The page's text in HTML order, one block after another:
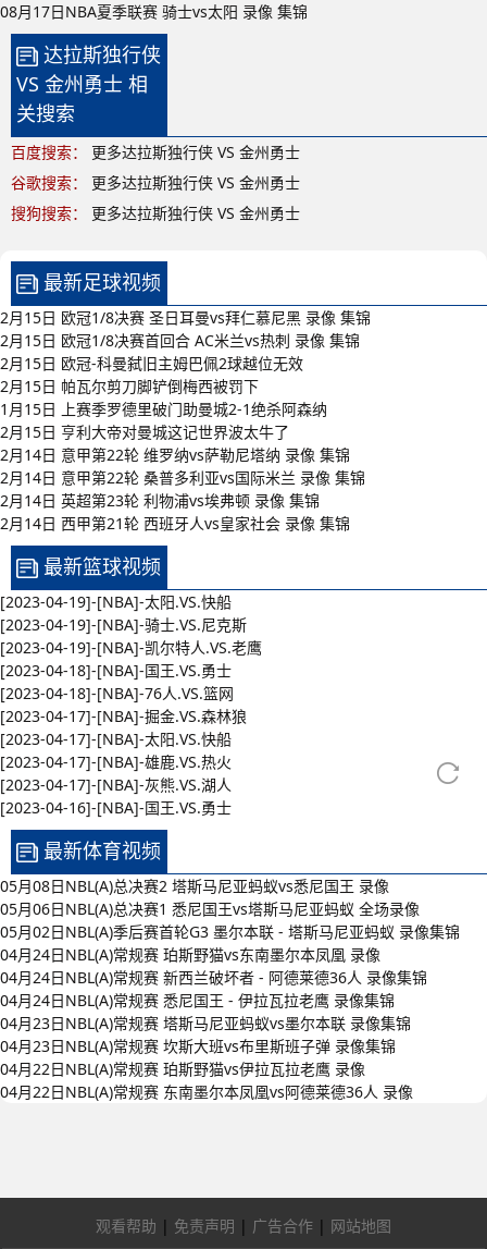
08月17日NBA夏季联赛 骑士vs太阳 录像 集锦
达拉斯独行侠
VS 金州勇士 相
关搜索
百度搜索：
更多达拉斯独行侠 VS 金州勇士
谷歌搜索：
更多达拉斯独行侠 VS 金州勇士
搜狗搜索：
更多达拉斯独行侠 VS 金州勇士
最新足球视频
2月15日 欧冠1/8决赛 圣日耳曼vs拜仁慕尼黑 录像 集锦
2月15日 欧冠1/8决赛首回合 AC米兰vs热刺 录像 集锦
2月15日 欧冠-科曼弑旧主姆巴佩2球越位无效
2月15日 帕瓦尔剪刀脚铲倒梅西被罚下
1月15日 上赛季罗德里破门助曼城2-1绝杀阿森纳
2月15日 亨利大帝对曼城这记世界波太牛了
2月14日 意甲第22轮 维罗纳vs萨勒尼塔纳 录像 集锦
2月14日 意甲第22轮 桑普多利亚vs国际米兰 录像 集锦
2月14日 英超第23轮 利物浦vs埃弗顿 录像 集锦
2月14日 西甲第21轮 西班牙人vs皇家社会 录像 集锦
最新篮球视频
[2023-04-19]-[NBA]-太阳.VS.快船
[2023-04-19]-[NBA]-骑士.VS.尼克斯
[2023-04-19]-[NBA]-凯尔特人.VS.老鹰
[2023-04-18]-[NBA]-国王.VS.勇士
[2023-04-18]-[NBA]-76人.VS.篮网
[2023-04-17]-[NBA]-掘金.VS.森林狼
[2023-04-17]-[NBA]-太阳.VS.快船
[2023-04-17]-[NBA]-雄鹿.VS.热火
[2023-04-17]-[NBA]-灰熊.VS.湖人
[2023-04-16]-[NBA]-国王.VS.勇士
最新体育视频
05月08日NBL(A)总决赛2 塔斯马尼亚蚂蚁vs悉尼国王 录像
05月06日NBL(A)总决赛1 悉尼国王vs塔斯马尼亚蚂蚁 全场录像
05月02日NBL(A)季后赛首轮G3 墨尔本联 - 塔斯马尼亚蚂蚁 录像集锦
04月24日NBL(A)常规赛 珀斯野猫vs东南墨尔本凤凰 录像
04月24日NBL(A)常规赛 新西兰破坏者 - 阿德莱德36人 录像集锦
04月24日NBL(A)常规赛 悉尼国王 - 伊拉瓦拉老鹰 录像集锦
04月23日NBL(A)常规赛 塔斯马尼亚蚂蚁vs墨尔本联 录像集锦
04月23日NBL(A)常规赛 坎斯大班vs布里斯班子弹 录像集锦
04月22日NBL(A)常规赛 珀斯野猫vs伊拉瓦拉老鹰 录像
04月22日NBL(A)常规赛 东南墨尔本凤凰vs阿德莱德36人 录像
观看帮助 | 免责声明 | 广告合作 | 网站地图